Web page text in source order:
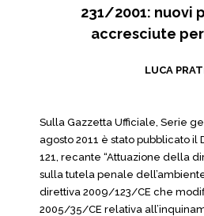
231/2001: nuovi
accresciute
LUCA
Sulla Gazzetta Ufficiale, Serie
agosto 2011 è stato pubblicato il
121, recante “Attuazione della
sulla tutela penale
direttiva 2009/123/CE che
2005/35/CE relativa